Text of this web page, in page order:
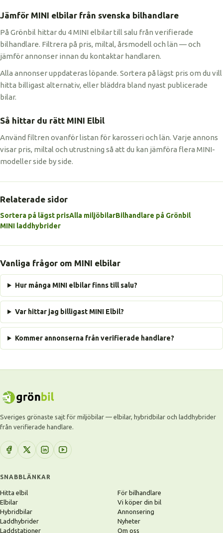
Jämför MINI elbilar från svenska bilhandlare
På Grönbil hittar du 4 MINI elbilar till salu från verifierade
bilhandlare. Filtrera på pris, miltal, årsmodell och län — och
jämför annonser innan du kontaktar handlaren.
Alla annonser uppdateras löpande. Sortera på lägst pris om du vill
hitta billigast alternativ, eller bläddra bland nyast publicerade
bilar.
Så hittar du rätt MINI Elbil
Använd filtren ovanför listan för karosseri och län. Varje annons
visar pris, miltal och utrustning så att du kan jämföra flera MINI-
modeller side by side.
Relaterade sidor
Sortera på lägst prisAlla miljöbilarBilhandlare på Grönbil
MINI laddhybrider
Vanliga frågor om MINI elbilar
Hur många MINI elbilar finns till salu?
Var hittar jag billigast MINI Elbil?
Kommer annonserna från verifierade handlare?
Sveriges grönaste sajt för miljöbilar — elbilar, hybridbilar och laddhybrider
från verifierade handlare.
SNABBLÄNKAR
Hitta elbil
Elbilar
Hybridbilar
Laddhybrider
Laddstationer
För bilhandlare
Vi köper din bil
Annonsering
Nyheter
Om oss